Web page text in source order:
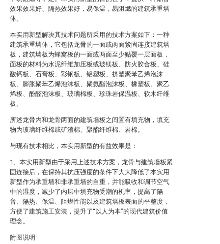
效果效果好、隔热效果好，易保温，易阻燃的建筑承重墙
体。
本实用新型解决其技术问题所采用的技术方案如下：一种
建筑承重墙体，它包括龙骨的一面或两面紧固连接建筑墙
板，建筑墙板为蜂窝板的一面或两面至少贴覆一层面板，
面板的材料为水泥纤维加压板或玻镁板、防火胶合板、硅
酸钙板、石膏板、彩钢板、铝塑板、挤塑聚苯乙烯泡沫
板、膨胀聚苯乙烯泡沫板、聚氨酯泡沫板、橡塑板、聚乙
烯板、酚醛泡沫板、玻璃棉板、珍珠岩保温板、软木纤维
板。
所述龙骨内和龙骨两面的建筑墙板之间置有填充物，填充
物为玻璃纤维棉或矿渣棉、聚酯纤维棉、岩棉。
与现有技术相比，本实用新型的有益效果是：
1、本实用新型由于采用上述技术方案，龙骨与建筑墙板紧
固连接后，在保持其抗压强度的条件下大大降低了本实用
新型作为承重墙和非承重墙的自重，并能吸收和调节空气
中的湿度，减少了内层中填充物受潮的机率，提高了隔
音、隔热、保温、阻燃性能以及建筑墙板表面的平整度，
方便了建筑施工安装，提升了“以人为本”的现代建筑价值
理念。
附图说明